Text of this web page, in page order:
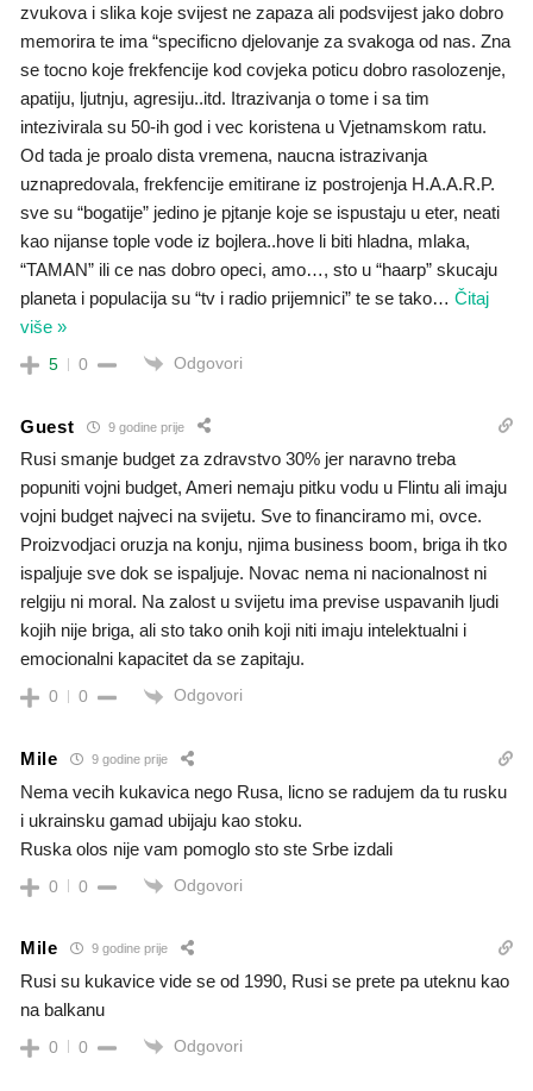
zvukova i slika koje svijest ne zapaza ali podsvijest jako dobro
memorira te ima “specificno djelovanje za svakoga od nas. Zna
se tocno koje frekfencije kod covjeka poticu dobro rasolozenje,
apatiju, ljutnju, agresiju..itd. Itrazivanja o tome i sa tim
intezivirala su 50-ih god i vec koristena u Vjetnamskom ratu.
Od tada je proalo dista vremena, naucna istrazivanja
uznapredovala, frekfencije emitirane iz postrojenja H.A.A.R.P.
sve su “bogatije” jedino je pjtanje koje se ispustaju u eter, neati
kao nijanse tople vode iz bojlera..hove li biti hladna, mlaka,
“TAMAN” ili ce nas dobro opeci, amo…, sto u “haarp” skucaju
planeta i populacija su “tv i radio prijemnici” te se tako… Čitaj
više »
5 0 Odgovori
Guest 9 godine prije
Rusi smanje budget za zdravstvo 30% jer naravno treba
popuniti vojni budget, Ameri nemaju pitku vodu u Flintu ali imaju
vojni budget najveci na svijetu. Sve to financiramo mi, ovce.
Proizvodjaci oruzja na konju, njima business boom, briga ih tko
ispaljuje sve dok se ispaljuje. Novac nema ni nacionalnost ni
relgiju ni moral. Na zalost u svijetu ima previse uspavanih ljudi
kojih nije briga, ali sto tako onih koji niti imaju intelektualni i
emocionalni kapacitet da se zapitaju.
0 0 Odgovori
Mile 9 godine prije
Nema vecih kukavica nego Rusa, licno se radujem da tu rusku
i ukrainsku gamad ubijaju kao stoku.
Ruska olos nije vam pomoglo sto ste Srbe izdali
0 0 Odgovori
Mile 9 godine prije
Rusi su kukavice vide se od 1990, Rusi se prete pa uteknu kao
na balkanu
0 0 Odgovori